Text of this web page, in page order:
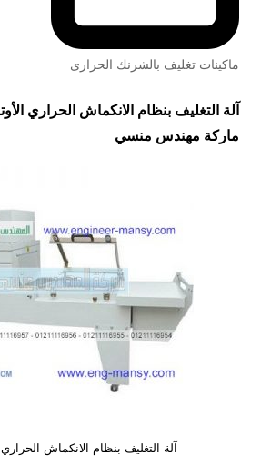
ماكينات تغليف بالشرنك الحرارى
آلة التغليف بنظام الانكماش الحراري
ماركة مهندس منسي
آلة التغليف بنظام الانكماش الحراري